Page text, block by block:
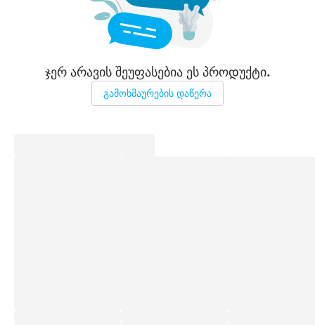
ჯერ არავის შეუფასებია ეს პროდუქტი.
გამოხმაურების დაწერა